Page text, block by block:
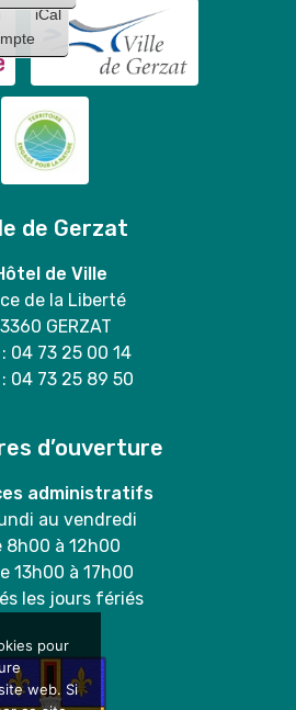
iCal
de Gerzat
de Ville
de la Liberté
GERZAT
: 04 73 25 00 14
: 04 73 25 89 50
d’ouverture
administratifs
au vendredi
8h00 à 12h00
13h00 à 17h00
les jours fériés
pour
web. Si